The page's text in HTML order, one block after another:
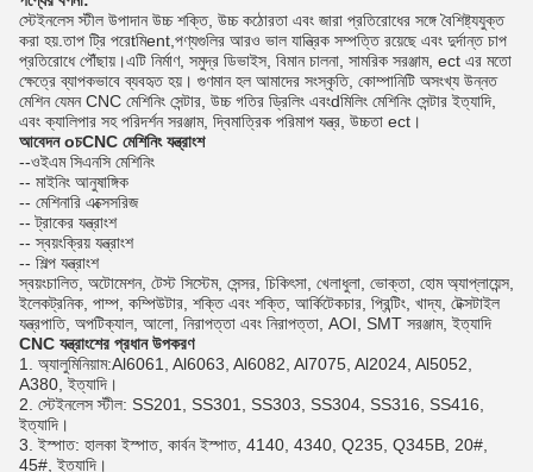
স্টেইনলেস স্টীল উপাদান উচ্চ শক্তি, উচ্চ কঠোরতা এবং জারা প্রতিরোধের সঙ্গে বৈশিষ্ট্যযুক্ত
করা হয়.তাপ ট্রি পরেtমিent ,পণ্যগুলির আরও ভাল যান্ত্রিক সম্পত্তি রয়েছে এবং দুর্দান্ত চাপ
প্রতিরোধে পৌঁছায়।এটি নির্মাণ, সমুদ্র ডিভাইস, বিমান চালনা, সামরিক সরঞ্জাম, ect এর মতো
ক্ষেত্রে ব্যাপকভাবে ব্যবহৃত হয়। গুণমান হল আমাদের সংস্কৃতি, কোম্পানিটি অসংখ্য উন্নত
মেশিন যেমন CNC মেশিনিং সেন্টার, উচ্চ গতির ড্রিলিং এবংdমিলিং মেশিনিং সেন্টার ইত্যাদি,
এবং ক্যালিপার সহ পরিদর্শন সরঞ্জাম, দ্বিমাত্রিক পরিমাপ যন্ত্র, উচ্চতা ect।
আবেদন oচCNC মেশিনিং যন্ত্রাংশ
--ওইএম সিএনসি মেশিনিং
-- মাইনিং আনুষাঙ্গিক
-- মেশিনারি এক্সেসরিজ
-- ট্রাকের যন্ত্রাংশ
-- স্বয়ংক্রিয় যন্ত্রাংশ
-- শিল্প যন্ত্রাংশ
স্বয়ংচালিত, অটোমেশন, টেস্ট সিস্টেম, সেন্সর, চিকিৎসা, খেলাধুলা, ভোক্তা, হোম অ্যাপ্লায়েন্স,
ইলেকট্রনিক, পাম্প, কম্পিউটার, শক্তি এবং শক্তি, আর্কিটেকচার, প্রিন্টিং, খাদ্য, টেক্সটাইল
যন্ত্রপাতি, অপটিক্যাল, আলো, নিরাপত্তা এবং নিরাপত্তা, AOI, SMT সরঞ্জাম, ইত্যাদি
CNC যন্ত্রাংশের প্রধান উপকরণ
অ্যালুমিনিয়াম:Al6061, Al6063, Al6082, Al7075, Al2024, Al5052,
A380, ইত্যাদি।
স্টেইনলেস স্টীল: SS201, SS301, SS303, SS304, SS316, SS416,
ইত্যাদি।
ইস্পাত: হালকা ইস্পাত, কার্বন ইস্পাত, 4140, 4340, Q235, Q345B, 20#,
45#, ইত্যাদি।